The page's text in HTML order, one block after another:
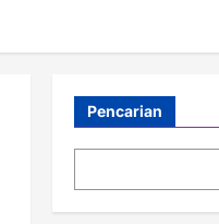
Pencarian